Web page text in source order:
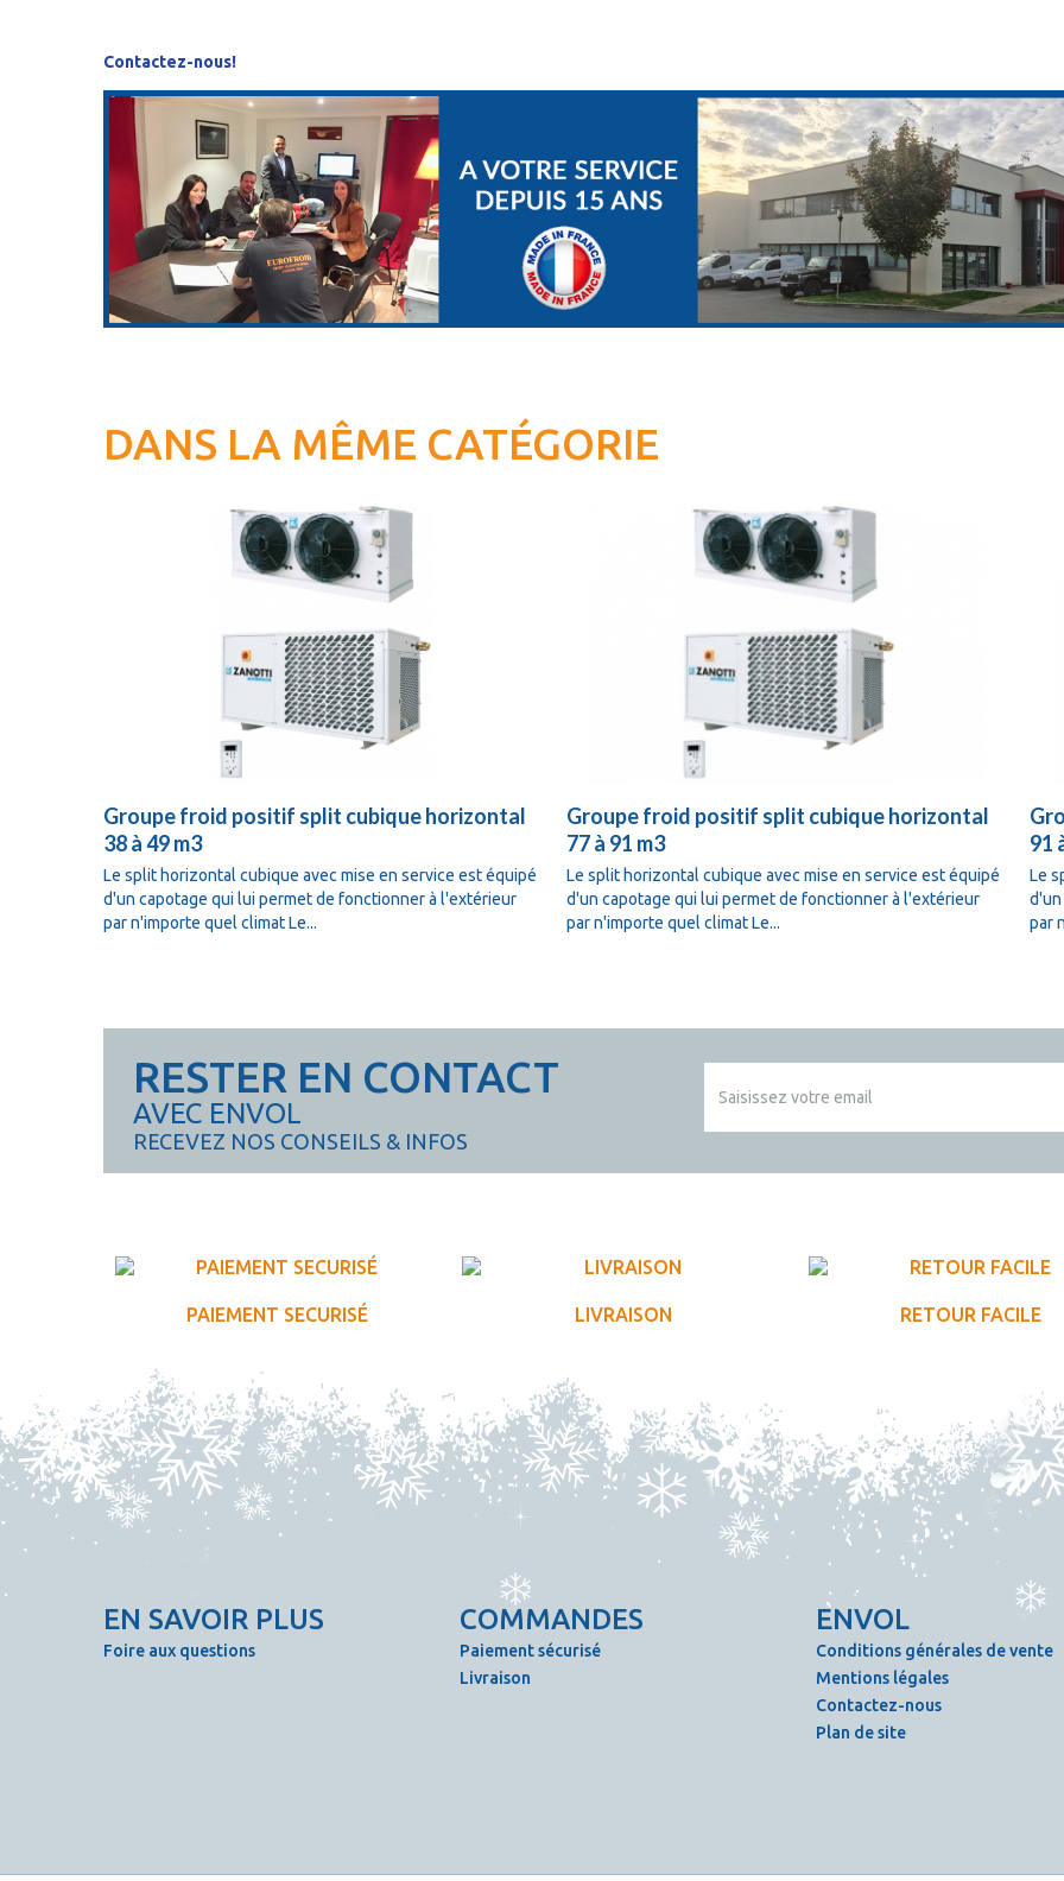
Contactez-nous!
DANS LA MÊME CATÉGORIE
Groupe froid positif split cubique horizontal
38 à 49 m3
Le split horizontal cubique avec mise en service est équipé
d'un capotage qui lui permet de fonctionner à l'extérieur
par n'importe quel climat Le...
Groupe froid positif split cubique horizontal
77 à 91 m3
Le split horizontal cubique avec mise en service est équipé
d'un capotage qui lui permet de fonctionner à l'extérieur
par n'importe quel climat Le...
91
Le
par
RESTER EN CONTACT
AVEC ENVOL
RECEVEZ NOS CONSEILS & INFOS
PAIEMENT SECURISÉ LIVRAISON RETOUR FACILE
EN SAVOIR PLUS
Foire aux questions
COMMANDES
Paiement sécurisé
Livraison
ENVOL
Conditions générales de vente
Mentions légales
Contactez-nous
Plan de site